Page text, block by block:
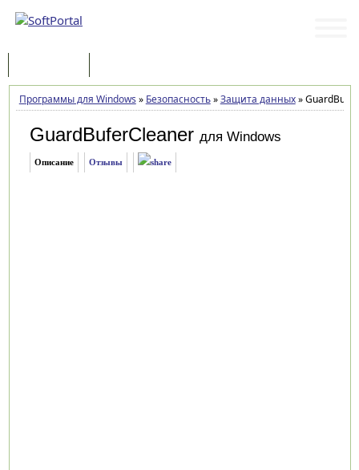
Программы для Windows » Безопасность»Защита данных»
GuardBuferCleaner для Windows
Описание Отзывы